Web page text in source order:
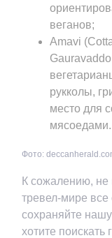
веганов;
Amavi
рукколы,
место для
мясоедами.
Фото:
К сожалению, не
тревел-мире все
сохраняйте
хотите поискать